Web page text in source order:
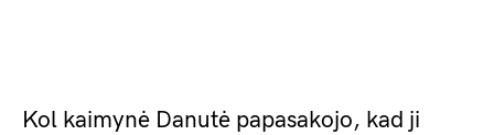
Kol kaimynė Danutė papasakojo, kad ji